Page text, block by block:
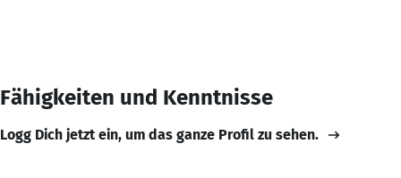
Fähigkeiten und Kenntnisse
Logg Dich jetzt ein, um das ganze Profil zu sehen.